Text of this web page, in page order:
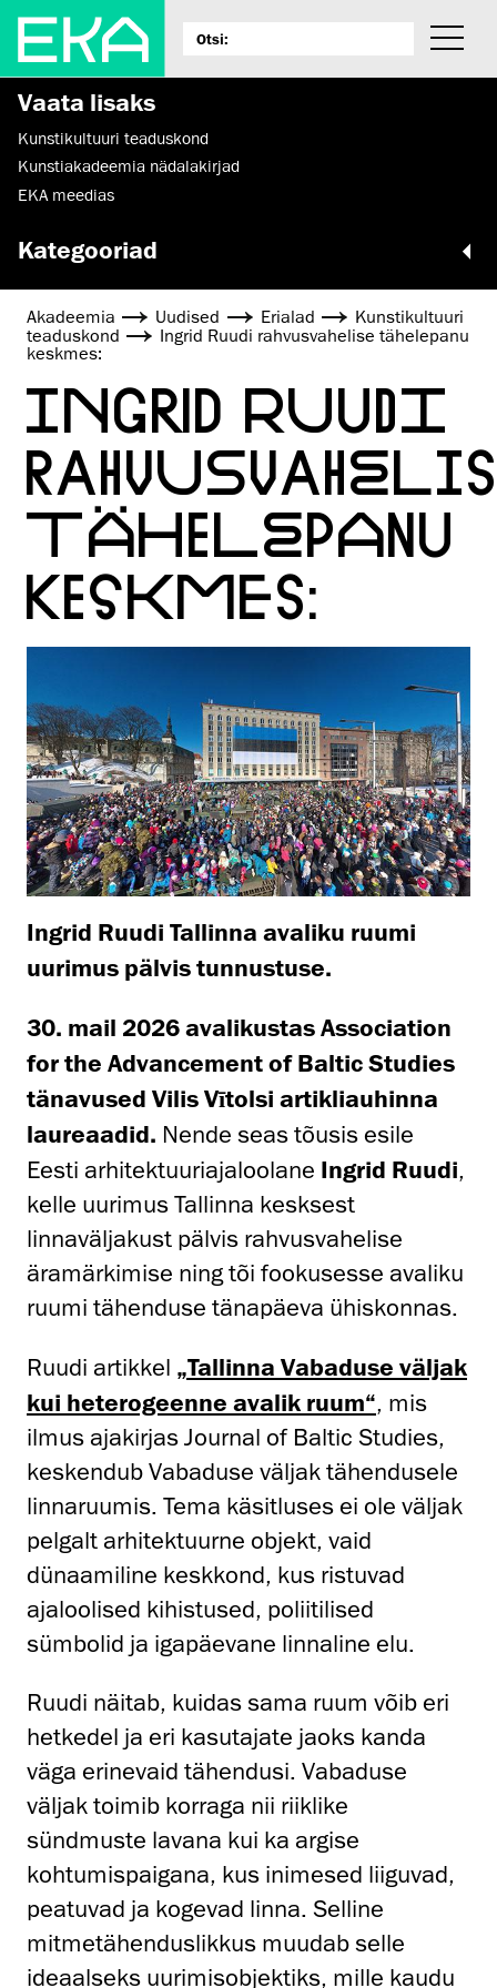
Vaata lisaks
Kunsti­kultuuri teaduskond
Kunstiakadeemia nädalakirjad
EKA meedias
Kategooriad
Akadeemia Uudised Erialad
Kunsti­kultuuri
teaduskond
Ingrid Ruudi rahvusvahelise tähelepanu
keskmes:
INGRID RUUDI
TÄHELEPANU
KESKMES:
Ingrid Ruudi Tallinna avaliku ruumi
uurimus pälvis tunnustuse.
30. mail 2026 avalikustas Association
for the Advancement of Baltic Studies
tänavused Vilis Vītolsi artikliauhinna
laureaadid. Nende seas tõusis esile
Eesti arhitektuuriajaloolane Ingrid Ruudi,
kelle uurimus Tallinna kesksest
linnaväljakust pälvis rahvusvahelise
äramärkimise ning tõi fookusesse avaliku
ruumi tähenduse tänapäeva ühiskonnas.
Ruudi artikkel „Tallinna Vabaduse väljak
kui heterogeenne avalik ruum“, mis
ilmus ajakirjas Journal of Baltic Studies,
keskendub Vabaduse väljak tähendusele
linnaruumis. Tema käsitluses ei ole väljak
pelgalt arhitektuurne objekt, vaid
dünaamiline keskkond, kus ristuvad
ajaloolised kihistused, poliitilised
sümbolid ja igapäevane linnaline elu.
Ruudi näitab, kuidas sama ruum võib eri
hetkedel ja eri kasutajate jaoks kanda
väga erinevaid tähendusi. Vabaduse
väljak toimib korraga nii riiklike
sündmuste lavana kui ka argise
kohtumispaigana, kus inimesed liiguvad,
peatuvad ja kogevad linna. Selline
mitmetähenduslikkus muudab selle
ideaalseks uurimisobjektiks, mille kaudu